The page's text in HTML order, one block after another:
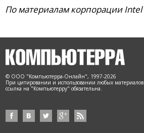
По материалам корпорации Intel
© ООО "Компьютерра-Онлайн", 1997-2026
При цитировании и использовании любых материалов
ссылка на "Компьютерру" обязательна.